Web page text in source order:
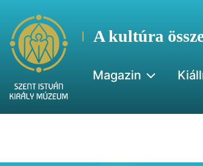
A kultúra
Magazin